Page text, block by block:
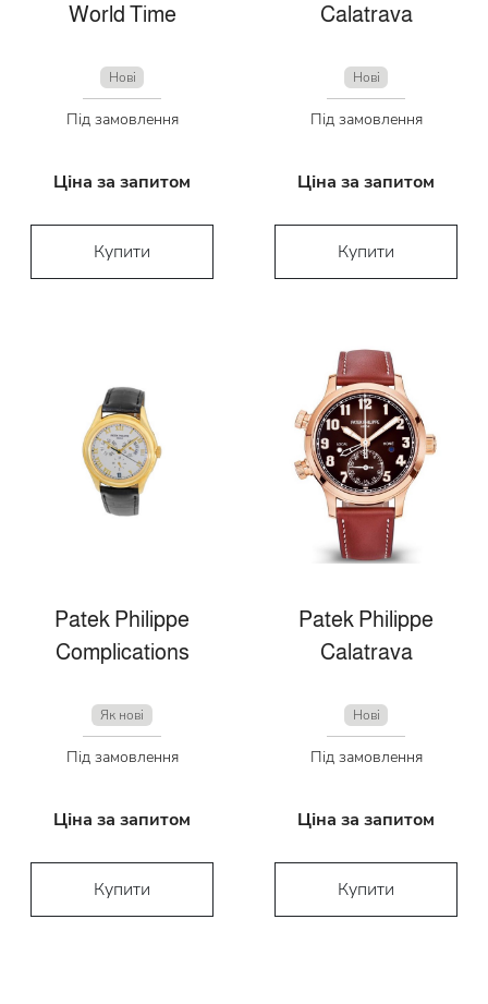
World Time
Нові
Під замовлення
Ціна за запитом
Купити
Calatrava
Нові
Під замовлення
Ціна за запитом
Купити
Patek Philippe
Complications
Як нові
Під замовлення
Ціна за запитом
Купити
Patek Philippe
Calatrava
Нові
Під замовлення
Ціна за запитом
Купити